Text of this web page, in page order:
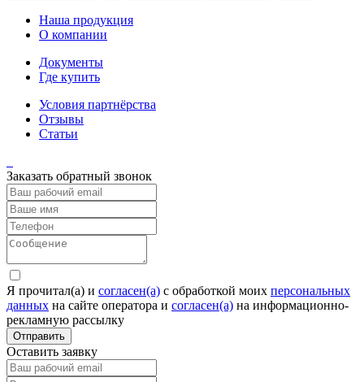
Наша продукция
О компании
Документы
Где купить
Условия партнёрства
Отзывы
Статьи
Заказать обратный звонок
Я прочитал(а) и согласен(а) c обработкой моих персональных
данных на сайте оператора и согласен(а) на информационно-
рекламную рассылку
Отправить
Оставить заявку